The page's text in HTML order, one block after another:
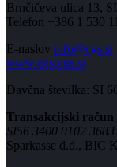
Brnčičeva ulica 13,
Telefon +386 1 530
E-naslov info@cgs.si
www.cgsplus.si
Davčna številka: SI
Transakcijski račun
SI56 3400 0102 3683
Sparkasse d.d., BIC